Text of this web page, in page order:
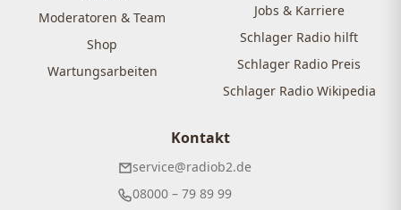
Moderatoren & Team
Shop
Wartungsarbeiten
Jobs & Karriere
Schlager Radio hilft
Schlager Radio Preis
Schlager Radio Wikipedia
Kontakt
service@radiob2.de
08000 – 79 89 99